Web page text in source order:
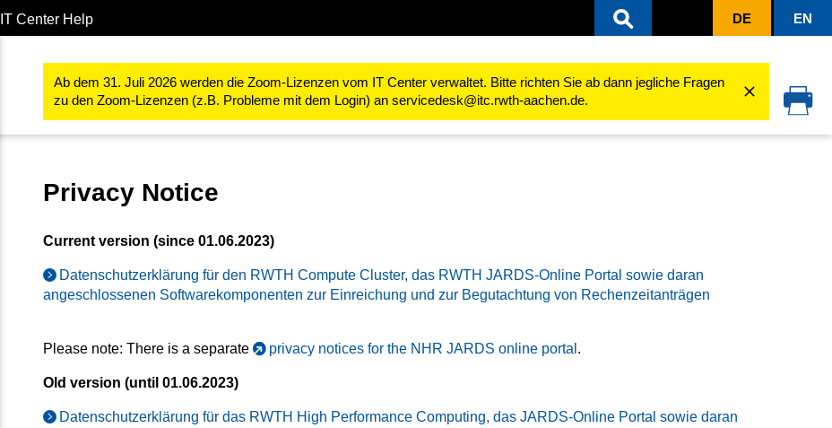
IT Center Help DE EN
Ab dem 31. Juli 2026 werden die Zoom-Lizenzen vom IT Center verwaltet. Bitte richten Sie ab dann jegliche Fragen
zu den Zoom-Lizenzen (z.B. Probleme mit dem Login) an servicedesk@itc.rwth-aachen.de.
Forschung RWTH High Performance Computing RWTH High Performance Computing (Linux) Terms of Use
Privacy Notice
Current version (since 01.06.2023)
Datenschutzerklärung für den RWTH Compute Cluster, das RWTH JARDS-Online Portal sowie daran
angeschlossenen Softwarekomponenten zur Einreichung und zur Begutachtung von Rechenzeitanträgen
Please note: There is a separate privacy notices for the NHR JARDS online portal .
Old version (until 01.06.2023)
Datenschutzerklärung für das RWTH High Performance Computing, das JARDS-Online Portal sowie daran